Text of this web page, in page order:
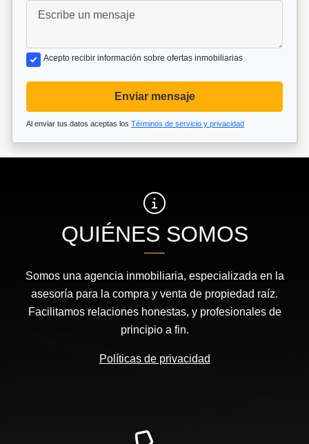
Acepto recibir información sobre ofertas inmobiliarias
Enviar mensaje
Al enviar tus datos aceptas los Términos de servicio y privacidad
QUIÉNES SOMOS
Somos una agencia inmobiliaria, especializada en la
asesoría para la compra y venta de propiedad raíz.
Facilitamos relaciones honestas, y profesionales de
principio a fin.
Políticas de privacidad